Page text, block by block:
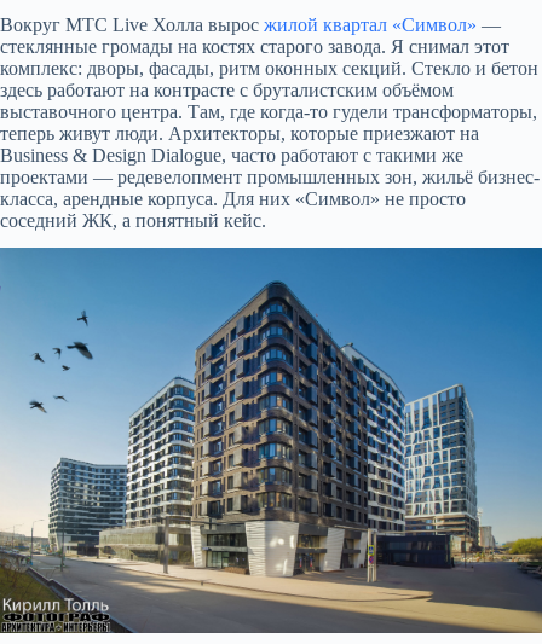
Вокруг МТС Live Холла вырос жилой квартал «Символ» —
стеклянные громады на костях старого завода. Я снимал этот
комплекс: дворы, фасады, ритм оконных секций. Стекло и бетон
здесь работают на контрасте с бруталистским объёмом
выставочного центра. Там, где когда-то гудели трансформаторы,
теперь живут люди. Архитекторы, которые приезжают на
Business & Design Dialogue, часто работают с такими же
проектами — редевелопмент промышленных зон, жильё бизнес-
класса, арендные корпуса. Для них «Символ» не просто
соседний ЖК, а понятный кейс.